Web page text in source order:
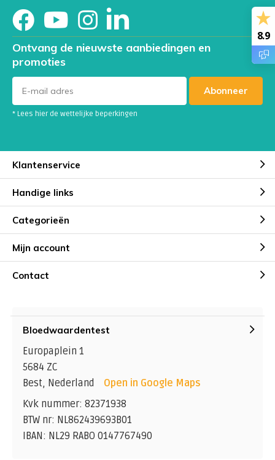
Ontvang de nieuwste aanbiedingen en
promoties
Abonneer
* Lees hier de wettelijke beperkingen
Klantenservice
Handige links
Categorieën
Mijn account
Contact
Bloedwaardentest
Europaplein 1
5684 ZC
Best, Nederland
Open in Google Maps
Kvk nummer: 82371938
BTW nr: NL862439693B01
IBAN: NL29 RABO 0147767490
8.9